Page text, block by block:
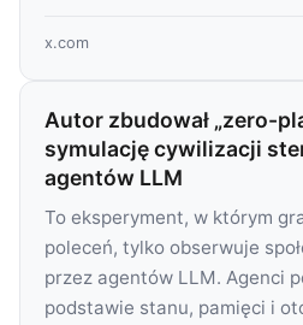
x.com
Autor zbudował „zero-
symulację cywilizacji
agentów LLM
To eksperyment, w którym
poleceń, tylko obserwuje
przez agentów LLM. Agenci
podstawie stanu, pamięci i